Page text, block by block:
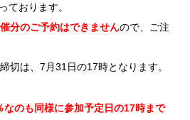
ております。
分のご予約はできませんので、ご注
切は、7月31日の17時となります。
なのも同様に参加予定日の17時まで